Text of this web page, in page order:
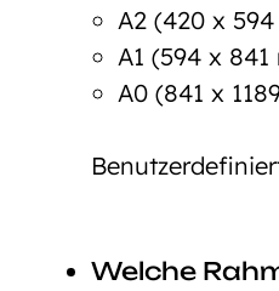
A2 (420 x
A1 (594 x
A0 (841 x
Welche